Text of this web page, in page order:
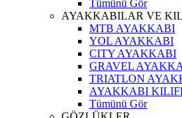
Tümünü Gör
AYAKKABILAR VE
MTB AYAKKABI
YOL AYAKKABI
CITY AYAKKABI
GRAVEL
TRIATLON
AYAKKABI
Tümünü Gör